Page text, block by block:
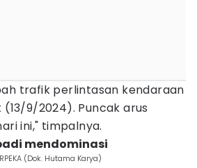
trafik perlintasan kendaraan
9/2024). Puncak arus
ini," timpalnya.
mendominasi
(Dok. Hutama Karya)